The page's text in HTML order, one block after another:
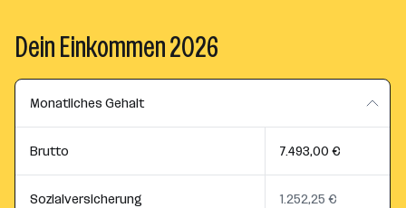
Dein Einkommen 2026
Monatliches Gehalt
Brutto 7.493,00 €
Sozialversicherung 1.252,25 €